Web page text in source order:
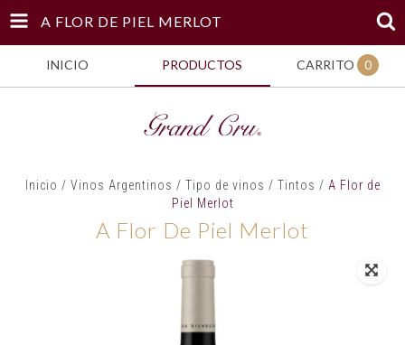
A FLOR DE PIEL MERLOT
INICIO PRODUCTOS CARRITO 0
Inicio / Vinos Argentinos / Tipo de vinos / Tintos / A Flor de
Piel Merlot
A Flor De Piel Merlot